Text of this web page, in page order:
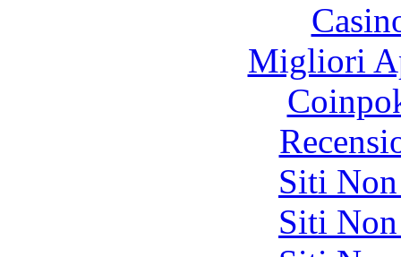
Migliori
Siti
Siti